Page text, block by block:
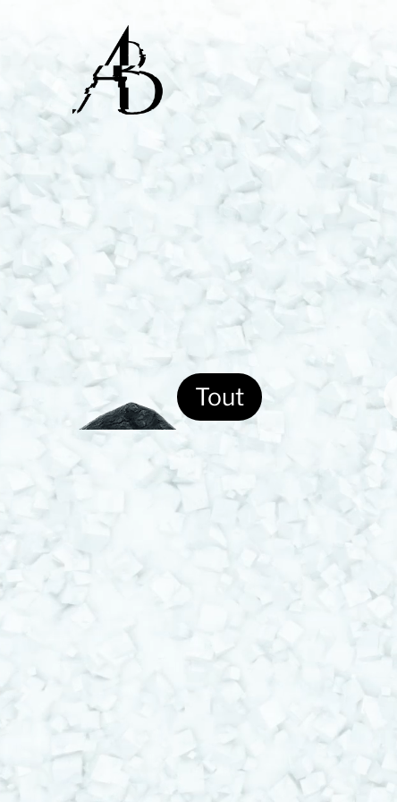
Alex Bourgeois -
Ingénieur
Tout